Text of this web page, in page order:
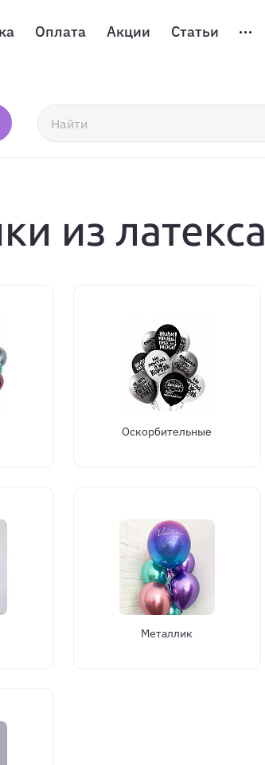
Оплата Акции Статьи
из латекса
Оскорбительные
Металлик